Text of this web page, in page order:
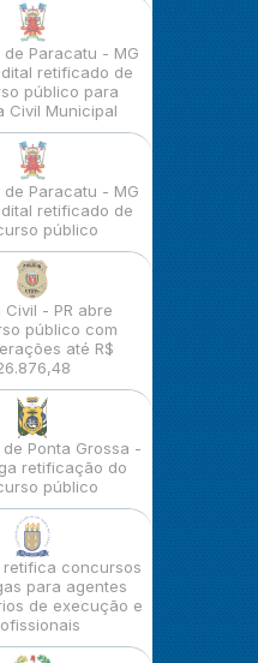
de Paracatu - MG
retificado de
público para
Civil Municipal
de Paracatu - MG
retificado de
público
Civil - PR abre
público com
até R$
Ponta Grossa -
retificação do
público
retifica concursos
para agentes
de execução e